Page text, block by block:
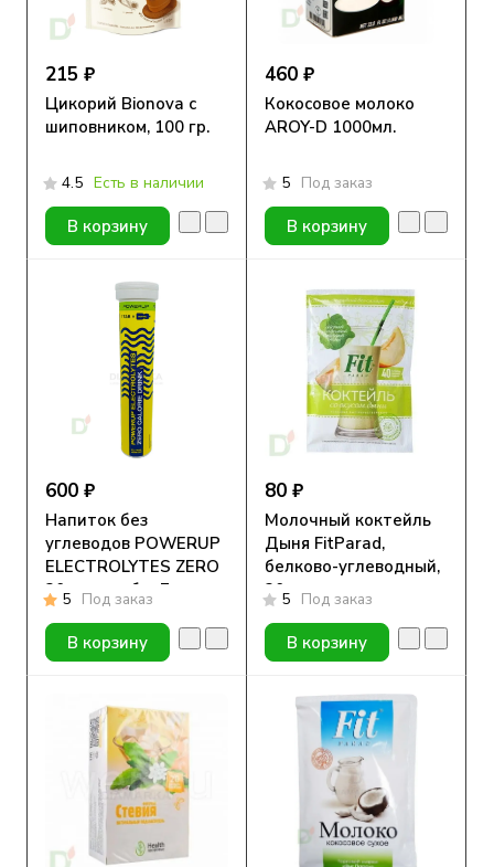
215 ₽
Цикорий Bionova с
шиповником, 100 гр.
4.5 Есть в наличии
В корзину
460 ₽
Кокосовое молоко
AROY-D 1000мл.
5 Под заказ
В корзину
600 ₽
Напиток без
углеводов POWERUP
ELECTROLYTES ZERO
20 шип. табл. Лимон
5 Под заказ
В корзину
80 ₽
Молочный коктейль
Дыня FitParad,
белково-углеводный,
30г
5 Под заказ
В корзину